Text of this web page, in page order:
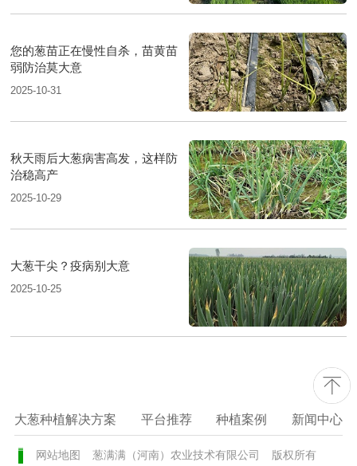
您的葱苗正在慢性自杀，苗黄苗
弱防治莫大意
2025-10-31
秋天雨后大葱病害高发，这样防
治稳高产
2025-10-29
大葱干尖？疫病别大意
2025-10-25
大葱种植解决方案 平台推荐 种植案例 新闻中心
网站地图 葱满满（河南）农业技术有限公司 版权所有